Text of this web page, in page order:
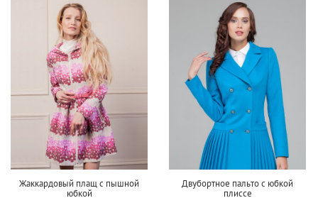
Жаккардовый плащ с пышной
юбкой
Двубортное пальто с юбкой
плиссе